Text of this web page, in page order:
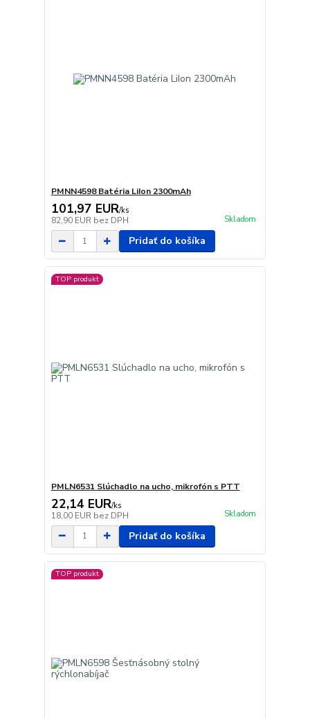
PMNN4598 Batéria LiIon 2300mAh
101,97 EUR/ks
82,90 EUR bez DPH Skladom
Pridať do košíka
TOP produkt
PMLN6531 Slúchadlo na ucho, mikrofón s PTT
22,14 EUR/ks
18,00 EUR bez DPH Skladom
Pridať do košíka
TOP produkt